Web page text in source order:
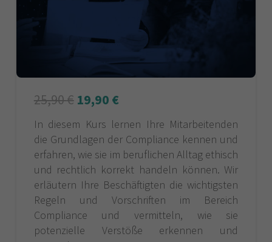
25,90€ 19,90 €
In diesem Kurs lernen Ihre Mitarbeitenden
die Grundlagen der Compliance kennen und
erfahren, wie sie im beruflichen Alltag ethisch
und rechtlich korrekt handeln können. Wir
erläutern Ihre Beschäftigten die wichtigsten
Regeln und Vorschriften im Bereich
Compliance und vermitteln, wie sie
potenzielle Verstöße erkennen und